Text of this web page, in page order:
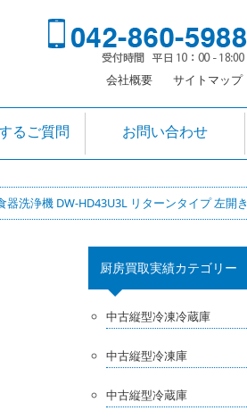
会社概要 サイトマップ
るご質問 お問い合わせ
器洗浄機 DW-HD43U3L リターンタイプ 左開き
厨房買取実績カテゴリー
中古縦型冷凍冷蔵庫
中古縦型冷凍庫
中古縦型冷蔵庫